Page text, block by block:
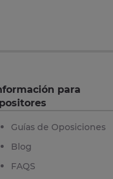
para
Guías de Oposiciones
Blog
FAQS